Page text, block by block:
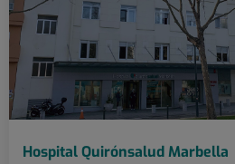
Hospital Quirónsalud Marbella